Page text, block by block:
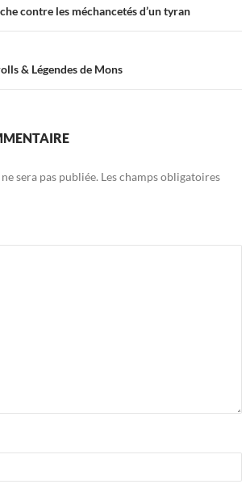
contre les méchancetés d’un tyran
& Légendes de Mons
sera pas publiée. Les champs obligatoires